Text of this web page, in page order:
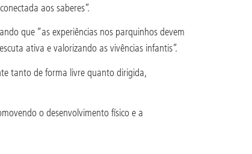
aos saberes”.
que “as experiências nos parquinhos devem
ativa e valorizando as vivências infantis”.
tanto de forma livre quanto dirigida,
o desenvolvimento físico e a